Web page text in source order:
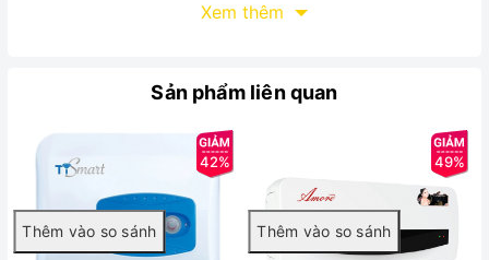
Xem thêm
Sản phẩm liên quan
42% 49%